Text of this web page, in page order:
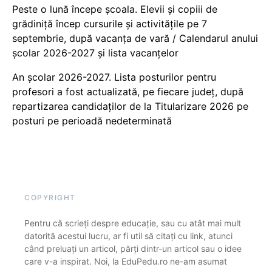
Peste o lună începe școala. Elevii și copiii de
grădiniță încep cursurile și activitățile pe 7
septembrie, după vacanța de vară / Calendarul anului
școlar 2026-2027 și lista vacanțelor
An școlar 2026-2027. Lista posturilor pentru
profesori a fost actualizată, pe fiecare județ, după
repartizarea candidaților de la Titularizare 2026 pe
posturi pe perioadă nedeterminată
COPYRIGHT
Pentru că scrieți despre educație, sau cu atât mai mult
datorită acestui lucru, ar fi util să citați cu link, atunci
când preluați un articol, părți dintr-un articol sau o idee
care v-a inspirat. Noi, la EduPedu.ro ne-am asumat